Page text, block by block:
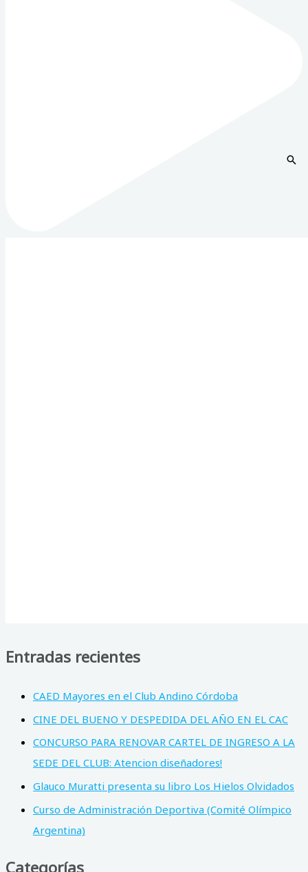
Entradas recientes
CAED Mayores en el Club Andino Córdoba
CINE DEL BUENO Y DESPEDIDA DEL AÑO EN EL CAC
CONCURSO PARA RENOVAR CARTEL DE INGRESO A LA
SEDE DEL CLUB: Atencion diseñadores!
Glauco Muratti presenta su libro Los Hielos Olvidados
Curso de Administración Deportiva (Comité Olímpico
Argentina)